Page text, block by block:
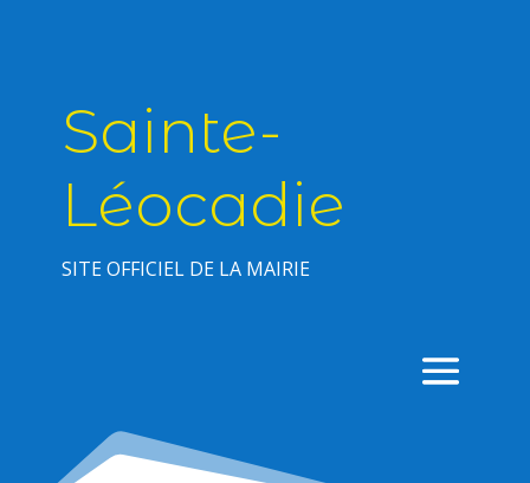
Sainte-
Léocadie
SITE OFFICIEL DE LA MAIRIE